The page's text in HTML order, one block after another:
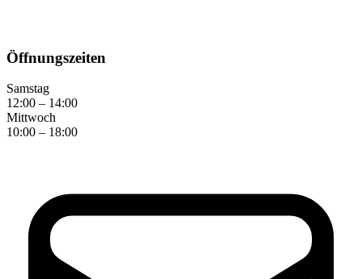
Öffnungszeiten
Samstag
12:00 – 14:00
Mittwoch
10:00 – 18:00